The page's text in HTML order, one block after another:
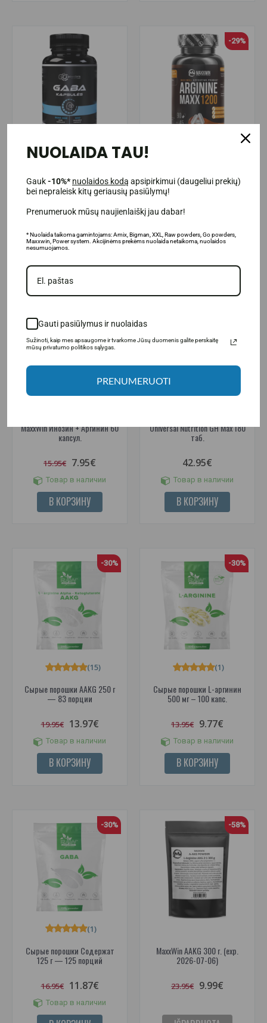
Товар в наличии
В КОРЗИНУ
-29%
90 капсул.
В КОРЗИНУ
MaxxWin Инозин + Аргинин 60
капсул.
15.95€ 7.95€
Товар в наличии
В КОРЗИНУ
Universal Nutrition GH Max 180
таб.
42.95€
Товар в наличии
В КОРЗИНУ
-30%
Сырые порошки AAKG 250 г
— 83 порции
(15)
19.95€ 13.97€
Товар в наличии
В КОРЗИНУ
-30%
Сырые порошки L-аргинин
500 мг – 100 капс.
(1)
13.95€ 9.77€
Товар в наличии
В КОРЗИНУ
-30%
Сырые порошки Содержат
125 г — 125 порций
(1)
16.95€ 11.87€
Товар в наличии
-58%
MaxxWin AAKG 300 г. (exp.
2026-07-06)
23.95€ 9.99€
NUOLAIDA TAU!
Gauk-10%* nuolaidos kodą apsipirkimui (daugeliui prekių)
bei nepraleisk kitų geriausių pasiūlymų!
Prenumeruok mūsų naujienlaiškį jau dabar!
* Nuolaida taikoma gamintojams: Amix, Bigman, XXL, Raw powders, Go powders,
Maxxwin, Power system. Akcijinėms prekėms nuolaida netaikoma, nuolaidos
nesumuojamos.
Gauti pasiūlymus ir nuolaidas
Sužinoti, kaip mes apsaugome ir tvarkome Jūsų duomenis galite perskaitę
mūsų privatumo politikos sąlygas.
PRENUMERUOTI